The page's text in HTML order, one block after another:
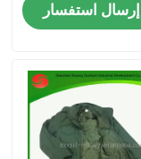
إرسال استفسار